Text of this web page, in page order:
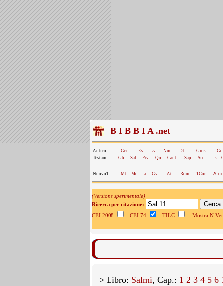
B I B B I A .net
Antico Gen Es Lv Nm Dt - Gios
Testam.
Gb Sal Prv Qo Cant Sap Sir - Is
NuovoT. Mt Mc Lc Gv - At - Rom 1Cor 2Cor
(Versione sperimentale)
Ricerca per citazione:
CEI 2008:
CEI 74: TILC: Mostra
> Libro: Salmi, Cap.: 1 2 3 4 5 6